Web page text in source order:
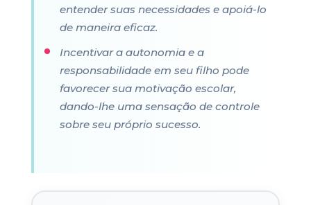
entender suas necessidades e apoiá-lo
de maneira eficaz.
Incentivar a autonomia e a
responsabilidade em seu filho pode
favorecer sua motivação escolar,
dando-lhe uma sensação de controle
sobre seu próprio sucesso.